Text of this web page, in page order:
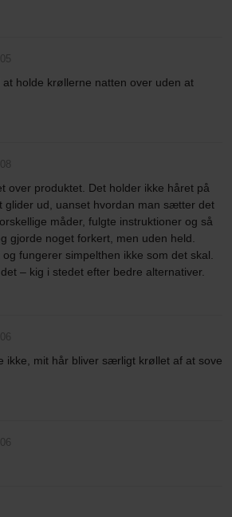
holde krøllerne natten over uden at
over produktet. Det holder ikke håret på
glider ud, uanset hvordan man sætter det
måder, fulgte instruktioner og så
gjorde noget forkert, men uden held.
fungerer simpelthen ikke som det skal.
– kig i stedet efter bedre alternativer.
ikke, mit hår bliver særligt krøllet af at sove